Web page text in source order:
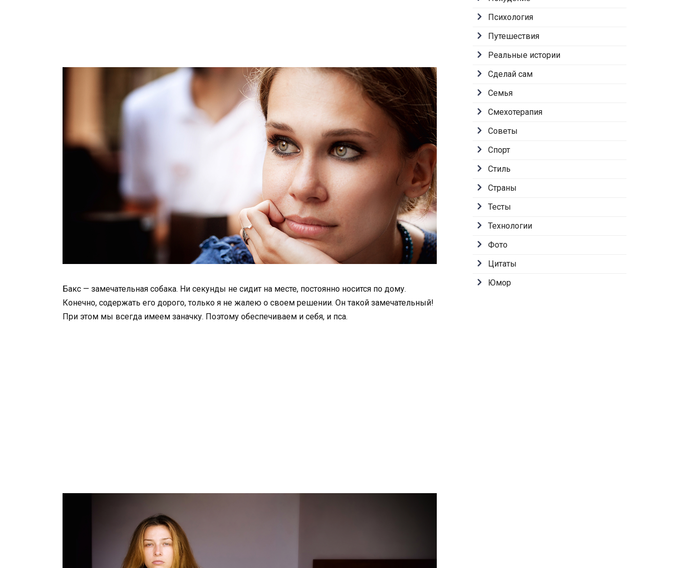
Бакс — замечательная собака. Ни секунды не сидит на месте, постоянно носится по дому.
Конечно, содержать его дорого, только я не жалею о своем решении. Он такой замечательный!
При этом мы всегда имеем заначку. Поэтому обеспечиваем и себя, и пса.
Психология
Путешествия
Реальные истории
Сделай сам
Семья
Смехотерапия
Советы
Спорт
Стиль
Страны
Тесты
Технологии
Фото
Цитаты
Юмор